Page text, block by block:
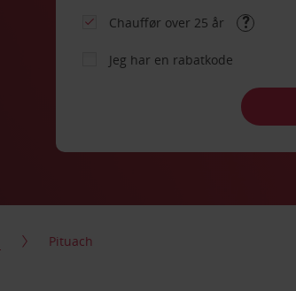
Chauffør over 25 år
Jeg har en rabatkode
Pituach